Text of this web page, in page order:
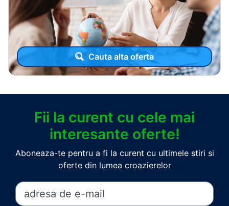
Cauta alta oferta
Fii la curent cu cele mai
interesante oferte!
Aboneaza-te pentru a fi la curent cu ultimele stiri si
oferte din lumea croazierelor